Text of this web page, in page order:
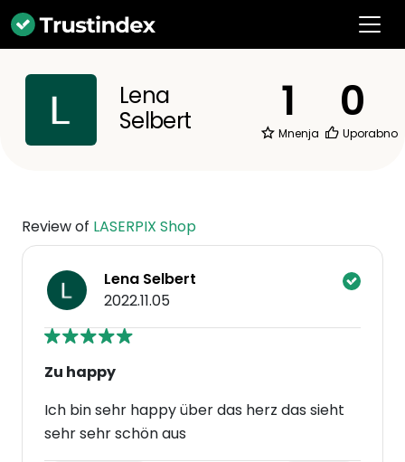
Lena
Selbert
1
Mnenja
0
Uporabno
Review of LASERPIX Shop
Lena Selbert
2022.11.05
Zu happy
Ich bin sehr happy über das herz das sieht
sehr sehr schön aus